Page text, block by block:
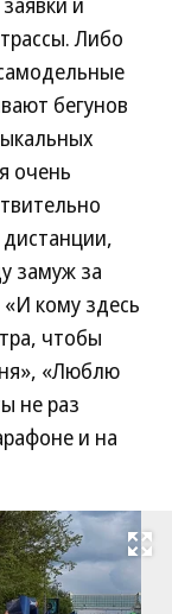
Либо
бегунов
очень
замуж за
кому здесь
чтобы
«Люблю
не раз
и на
Развернуть